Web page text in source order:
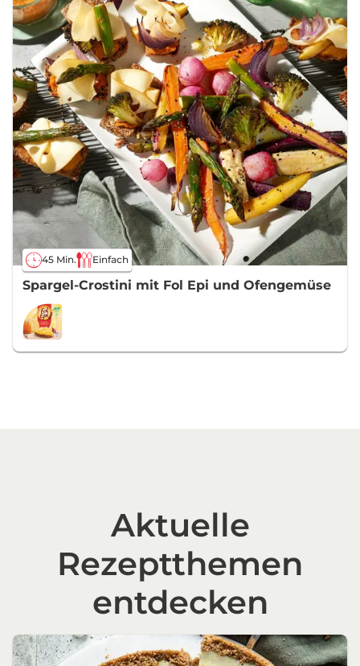
45 Min. Einfach
Spargel-Crostini mit Fol Epi und Ofengemüse
Aktuelle
Rezeptthemen
entdecken